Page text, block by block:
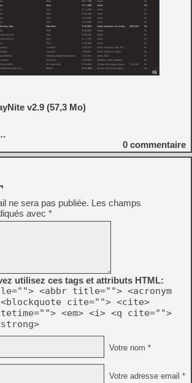
v2.9 (57,3 Mo)
0 commentaire
ne sera pas publiée. Les champs
avec *
utilisez ces tags et attributs HTML:
<abbr title=""> <acronym
cite=""> <cite>
<em> <i> <q cite="">
Votre nom *
Votre adresse email *